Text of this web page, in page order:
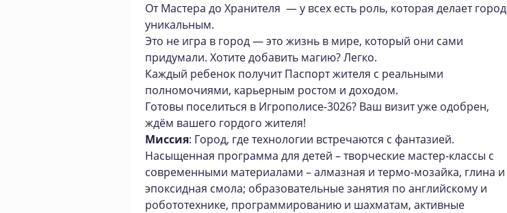
От Мастера до Хранителя — у всех есть роль, которая делает город
уникальным.
Это не игра в город — это жизнь в мире, который они сами
придумали. Хотите добавить магию? Легко.
Каждый ребенок получит Паспорт жителя с реальными
полномочиями, карьерным ростом и доходом.
Готовы поселиться в Игрополисе-3026? Ваш визит уже одобрен,
ждём вашего гордого жителя!
Миссия: Город, где технологии встречаются с фантазией.
Насыщенная программа для детей – творческие мастер-классы с
современными материалами – алмазная и термо-мозайка, глина и
эпоксидная смола; образовательные занятия по английскому и
робототехнике, программированию и шахматам, активные